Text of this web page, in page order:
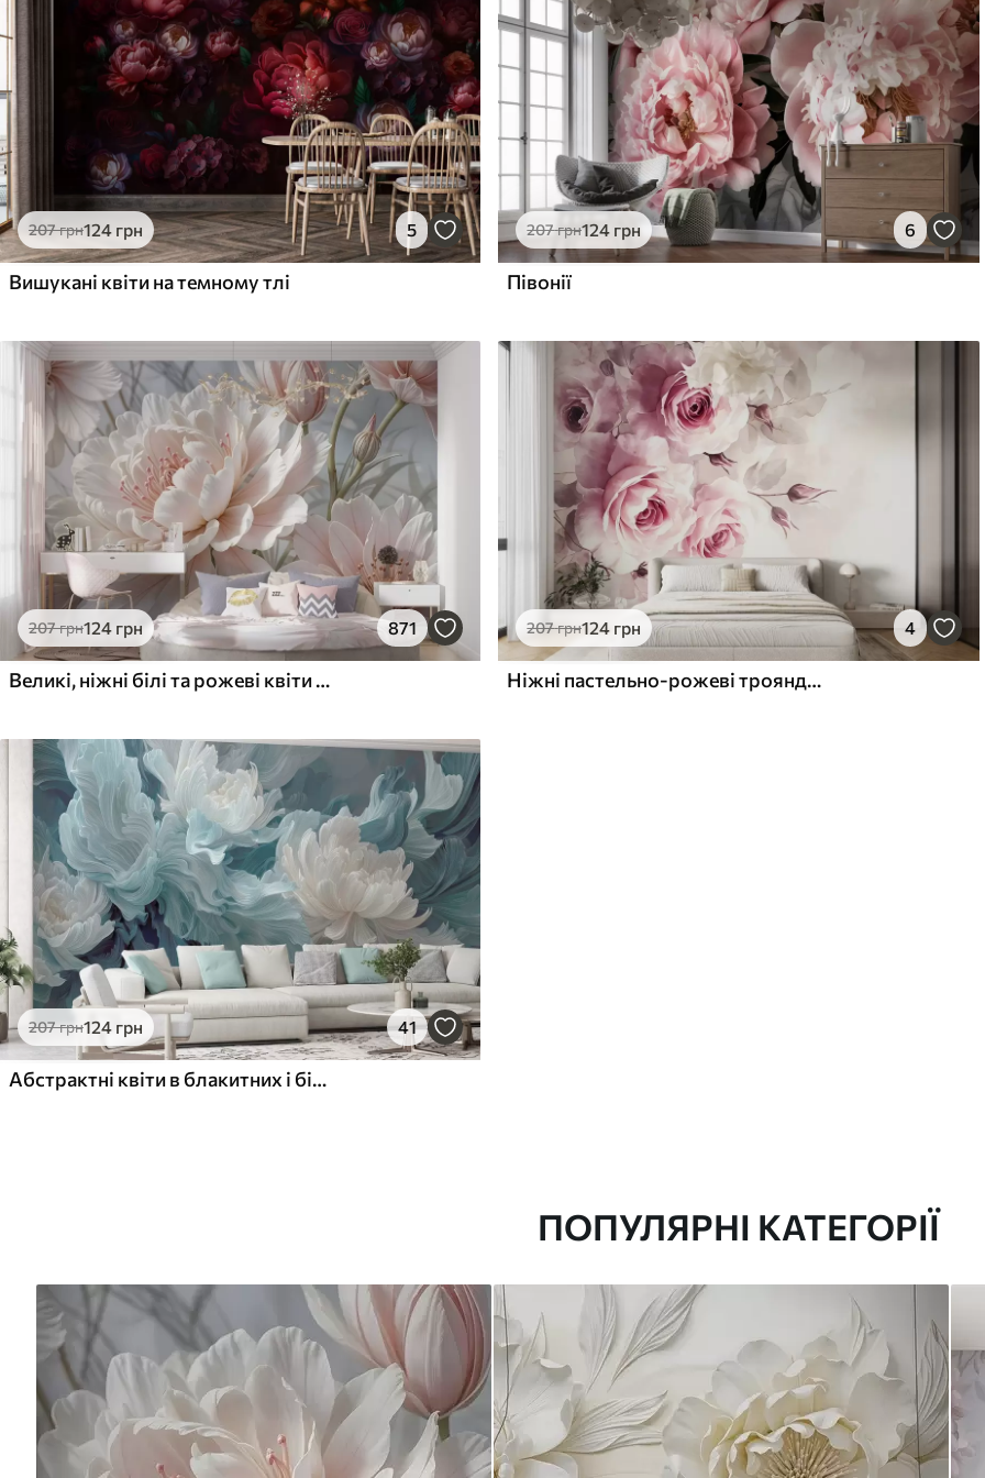
207грн124 грн 5
Вишукані квіти на темному тлі
207грн124 грн 6
Півонії
207грн124 грн 871
Великі, ніжні білі та рожеві квіти півонії з м'якими, пухнастими пелюстками на розмитому сірому тлі
207грн124 грн 4
Ніжні пастельно-рожеві троянди та листя на м'якому, розмитому тлі, що імітує акварель
207грн124 грн 41
Абстрактні квіти в блакитних і бірюзових відтінках
ПОПУЛЯРНІ КАТЕГОРІЇ